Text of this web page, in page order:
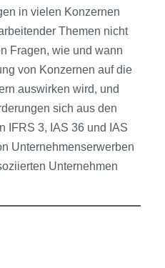
in vielen Konzernen
Themen nicht
Fragen, wie und wann
von Konzernen auf die
auswirken wird, und
sich aus den
IFRS 3, IAS 36 und IAS
Unternehmenserwerben
Unternehmen